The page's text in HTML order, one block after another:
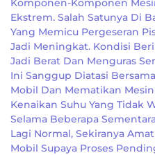
Komponen-Komponen
Ekstrem. Salah Satunya Di
Yang Memicu Pergeseran
Jadi Meningkat. Kondisi
Jadi Berat Dan Menguras
Ini Sanggup Diatasi
Mobil Dan Mematikan
Kenaikan Suhu Yang Tidak
Selama Beberapa
Lagi Normal, Sekiranya
Mobil Supaya Proses